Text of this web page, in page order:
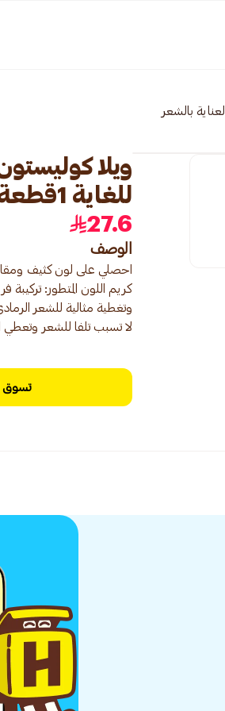
العناية بالشعر
للغاية 1قطعة
27.6
الوصف
كريم اللون المتطور:
لا تسبب تلفا للشعر
تسوق